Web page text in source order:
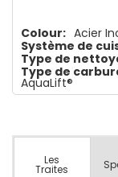
Colour: Acier
Système de
Type de
AquaLift®
Type de
Les
Traites